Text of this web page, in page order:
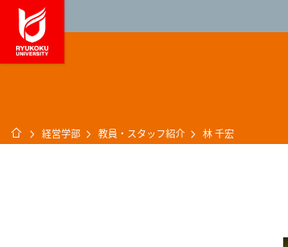
ホーム
経営学部 教員・スタッフ紹介 林 千宏